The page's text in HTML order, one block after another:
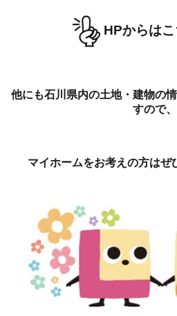
HPからはこ
他にも石川県内の土地・建物の
すので、
マイホームをお考えの方はぜ